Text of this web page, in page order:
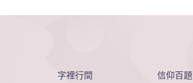
字裡行間 信仰百題